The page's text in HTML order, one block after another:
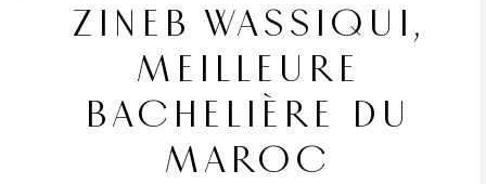
ZINEB WASSIQUI,
MEILLEURE
BACHELIÈRE DU
MAROC